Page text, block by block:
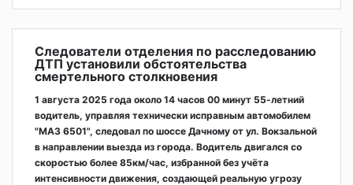
Следователи отделения по расследованию
ДТП установили обстоятельства
смертельного столкновения
1 августа 2025 года около 14 часов 00 минут 55-летний
водитель, управляя технически исправным автомобилем
"МАЗ 6501", следовал по шоссе Дачному от ул. Вокзальной
в направлении выезда из города. Водитель двигался со
скоростью более 85км/час, избранной без учёта
интенсивности движения, создающей реальную угрозу